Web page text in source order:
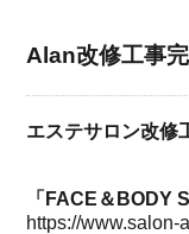
Alan改修工事
エステサロン改修
「FACE＆
https://www.salon-